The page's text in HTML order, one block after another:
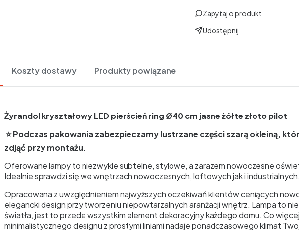
Zapytaj o produkt
Udostępnij
Koszty dostawy Produkty powiązane
Żyrandol kryształowy LED pierścień ring Ø40 cm jasne żółte złoto pilot
⭐ Podczas pakowania zabezpieczamy lustrzane części szarą okleiną,
zdjąć przy montażu.
Oferowane lampy to niezwykle subtelne, stylowe, a zarazem nowoczesne
Idealnie sprawdzi się we wnętrzach nowoczesnych, loftowych jak i industrialnych.
Opracowana z uwzględnieniem najwyższych oczekiwań klientów ceniących
elegancki design przy tworzeniu niepowtarzalnych aranżacji wnętrz. Lampa to
światła, jest to przede wszystkim element dekoracyjny każdego domu. Co
minimalistycznego designu z prostymi liniami nadaje ponadczasowego klimat